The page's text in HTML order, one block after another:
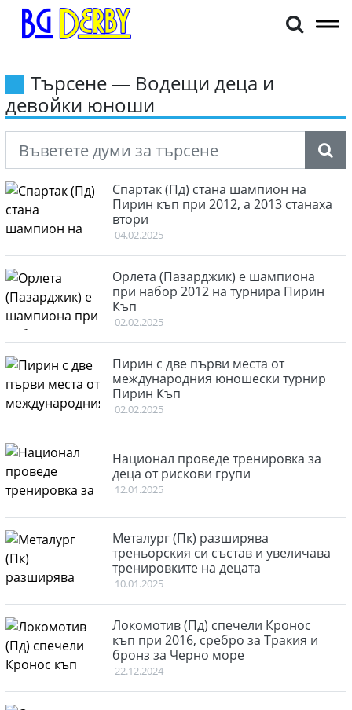
Търсене — Водещи деца и
девойки юноши
Спартак (Пд) стана шампион на
Пирин къп при 2012, а 2013 станаха
втори
04.02.2025
Орлета (Пазарджик) е шампиона
при набор 2012 на турнира Пирин
Къп
02.02.2025
Пирин с две първи места от
международния юношески турнир
Пирин Къп
02.02.2025
Национал проведе тренировка за
деца от рискови групи
12.01.2025
Металург (Пк) разширява
треньорския си състав и увеличава
тренировките на децата
10.01.2025
Локомотив (Пд) спечели Кронос
къп при 2016, сребро за Тракия и
бронз за Черно море
22.12.2024